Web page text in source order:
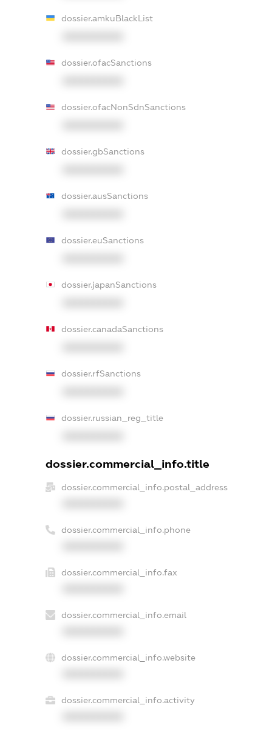
dossier.amkuBlackList
dossier.ofacSanctions
dossier.ofacNonSdnSanctions
dossier.gbSanctions
dossier.ausSanctions
dossier.euSanctions
dossier.japanSanctions
dossier.canadaSanctions
dossier.rfSanctions
dossier.russian_reg_title
dossier.commercial_info.title
dossier.commercial_info.postal_address
dossier.commercial_info.phone
dossier.commercial_info.fax
dossier.commercial_info.email
dossier.commercial_info.website
dossier.commercial_info.activity